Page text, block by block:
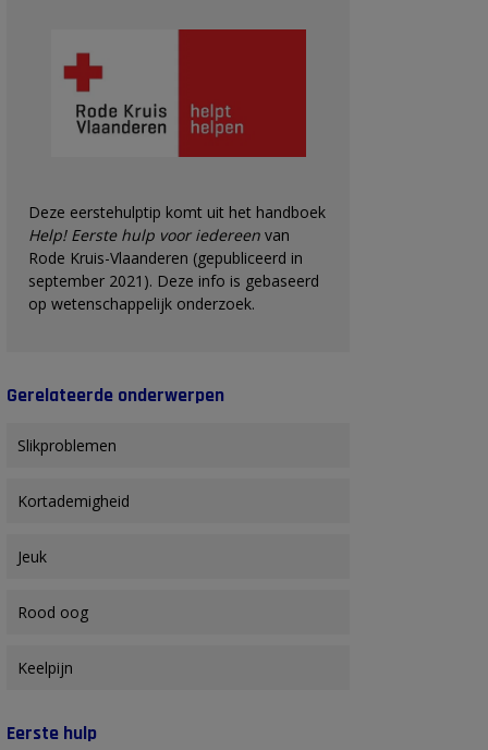
Deze eerstehulptip komt uit het handboek
Help! Eerste hulp voor iedereen van
Rode Kruis-Vlaanderen (gepubliceerd in
september 2021). Deze info is gebaseerd
op wetenschappelijk onderzoek.
Gerelateerde onderwerpen
Slikproblemen
Kortademigheid
Jeuk
Rood oog
Keelpijn
Eerste hulp